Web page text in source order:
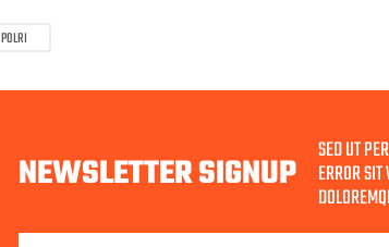
POLRI
NEWSLETTER SIGNUP SED UT
ERROR